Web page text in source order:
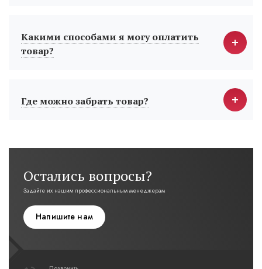
Какими способами я могу оплатить
товар?
Где можно забрать товар?
Остались вопросы?
Задайте их нашим профессиональным менеджерам
Напишите нам